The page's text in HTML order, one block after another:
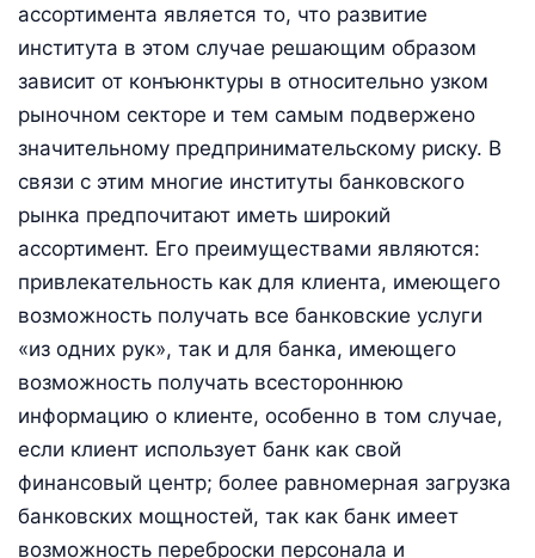
ассортимента является то, что развитие
института в этом случае решающим образом
зависит от конъюнктуры в относительно узком
рыночном секторе и тем самым подвержено
значительному предпринимательскому риску. В
связи с этим многие институты банковского
рынка предпочитают иметь широкий
ассортимент. Его преимуществами являются:
привлекательность как для клиента, имеющего
возможность получать все банковские услуги
«из одних рук», так и для банка, имеющего
возможность получать всестороннюю
информацию о клиенте, особенно в том случае,
если клиент использует банк как свой
финансовый центр; более равномерная загрузка
банковских мощностей, так как банк имеет
возможность переброски персонала и